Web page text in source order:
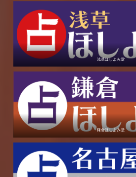
浅草ほしよみ堂
鎌倉ほしよみ堂